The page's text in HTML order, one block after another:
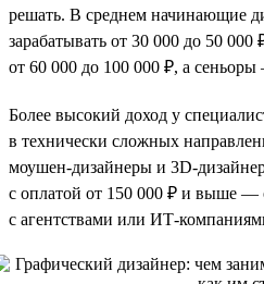
решать. В среднем начинающие
зарабатывать от 30 000 до 50
от 60 000 до 100 000 ₽, а
Более высокий доход у
в технически сложных
моушен-дизайнеры и 3D-
с оплатой от 150 000 ₽ и выше —
с агентствами или ИТ-